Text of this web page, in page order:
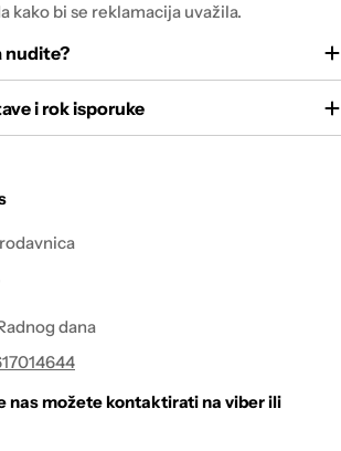
kako bi se reklamacija uvažila.
nudite?
i rok isporuke
dana
nas možete kontaktirati na viber ili